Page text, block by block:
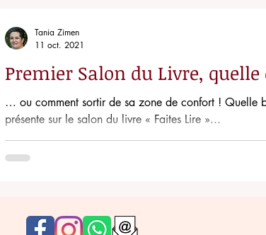
Premier Salon du Livre, quelle
… ou comment sortir de sa zone de confort ! Quelle
présente sur le salon du livre « Faites Lire »...
Tania Zimen
11 oct. 2021